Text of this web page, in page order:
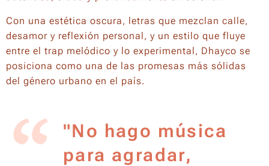
Con una estética oscura, letras que mezclan calle,
desamor y reflexión personal, y un estilo que fluye
entre el trap melódico y lo experimental, Dhayco se
posiciona como una de las promesas más sólidas
del género urbano en el país.
"No hago música
para agradar,